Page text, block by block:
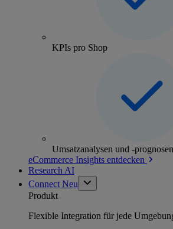
KPIs pro Shop
Umsatzanalysen und -prognosen
eCommerce Insights entdecken
Research AI
Connect Neu
Produkt
Flexible Integration für jede